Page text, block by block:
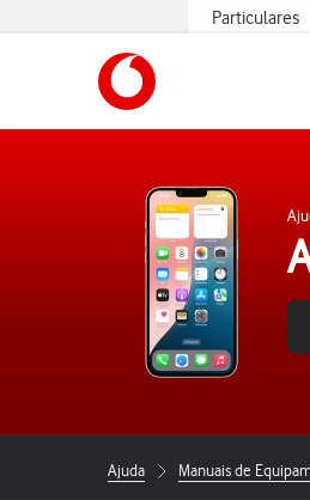
Particulares
Ajuda Manuais de